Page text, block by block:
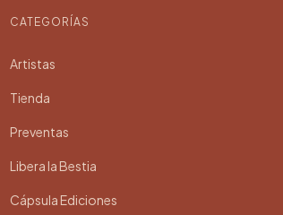
CATEGORÍAS
Artistas
Tienda
Preventas
Libera la Bestia
Cápsula Ediciones